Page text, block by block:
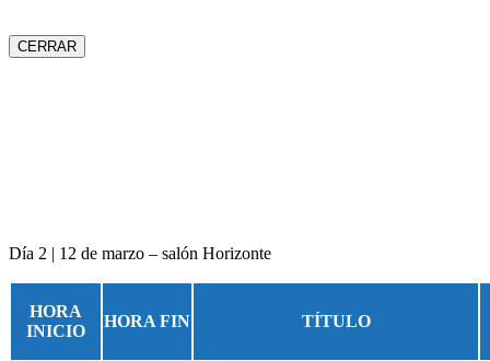
CERRAR
Día 2 | 12 de marzo – salón Horizonte
HORA
INICIO
HORA FIN TÍTULO